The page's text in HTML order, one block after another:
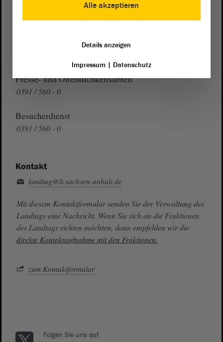
0391 / 560 - 0
Presse- und Öffentlichkeitsarbeit
0391 / 560 - 0
Besucherdienst
0391 / 560 - 0
Kontakt
landtag@lt.sachsen-anhalt.de
Mit diesem Kontaktformular senden Sie der Verwaltung des
Landtags eine Nachricht. Wenn Sie sich an die Fraktionen
des Landtags richten möchten, dann empfehlen wir die
direkte Kontaktaufnahme mit den Fraktionen.
zum Kontaktformular
Folgen Sie uns auf
Alle akzeptieren
Details anzeigen
Impressum| Datenschutz